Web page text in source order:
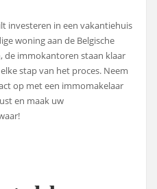
investeren in een vakantiehuis
woning aan de Belgische
de immokantoren staan klaar
stap van het proces. Neem
op met een immomakelaar
en maak uw